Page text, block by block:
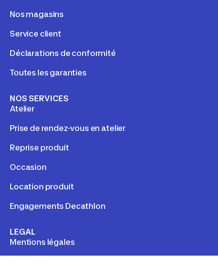
Nos magasins
Service client
Déclarations de conformité
Toutes les garanties
NOS SERVICES
Atelier
Prise de rendez-vous en atelier
Reprise produit
Occasion
Location produit
Engagements Decathlon
LEGAL
Mentions légales